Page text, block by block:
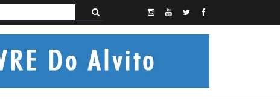
do Alvito – SEMI-MÍSTICO, SIM SENHOR